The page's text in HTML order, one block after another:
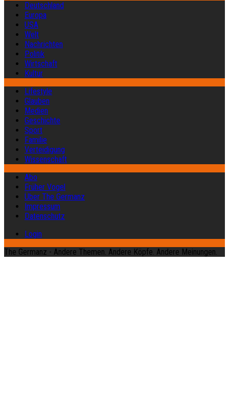
Deutschland
Europa
USA
Welt
Nachrichten
Politik
Wirtschaft
Kultur
Lifestyle
Glauben
Medien
Geschichte
Sport
Familie
Verteidigung
Wissenschaft
Abo
Früher Vogel
Über The Germanz
Impressum
Datenschutz
Login
The Germanz - Andere Themen. Andere Köpfe. Andere Meinungen.